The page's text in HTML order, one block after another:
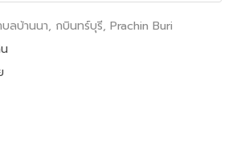
ลบ้านนา, กบินทร์บุรี, Prachin Buri